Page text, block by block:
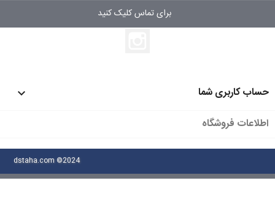
برای تماس کلیک کنید
حساب کاربری شما 
اطلاعات فروشگاه
dstaha.com ©2024